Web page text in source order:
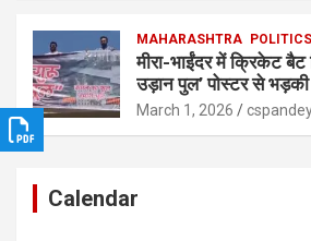
MAHARASHTRA POLITICS
मीरा-भाईंदर में क्रिकेट बैट
उड़ान पुल’ पोस्टर से भड़की
March 1, 2026
Calendar